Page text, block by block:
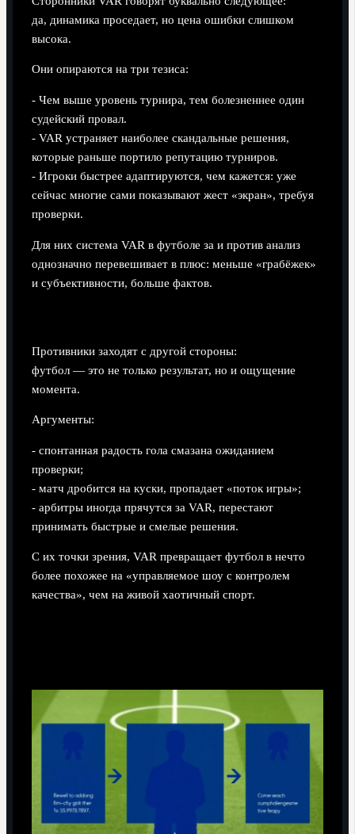
да, динамика проседает, но цена ошибки слишком
высока.
Они опираются на три тезиса:
- Чем выше уровень турнира, тем болезненнее один
судейский провал.
- VAR устраняет наиболее скандальные решения,
которые раньше портило репутацию турниров.
- Игроки быстрее адаптируются, чем кажется: уже
сейчас многие сами показывают жест «экран», требуя
проверки.
Для них система VAR в футболе за и против анализ
однозначно перевешивает в плюс: меньше «грабёжек»
и субъективности, больше фактов.
Противники заходят с другой стороны:
футбол — это не только результат, но и ощущение
момента.
Аргументы:
- спонтанная радость гола смазана ожиданием
проверки;
- матч дробится на куски, пропадает «поток игры»;
- арбитры иногда прячутся за VAR, перестают
принимать быстрые и смелые решения.
С их точки зрения, VAR превращает футбол в нечто
более похожее на «управляемое шоу с контролем
качества», чем на живой хаотичный спорт.